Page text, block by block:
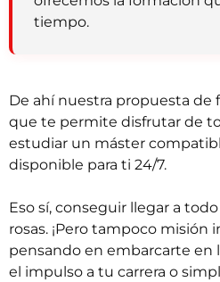
tiempo.
De ahí nuestra propuesta de
que te permite disfrutar de
estudiar un máster
disponible para ti 24/7.
Eso sí, conseguir llegar a
rosas. ¡Pero tampoco misión
pensando en embarcarte en
el impulso a tu carrera o